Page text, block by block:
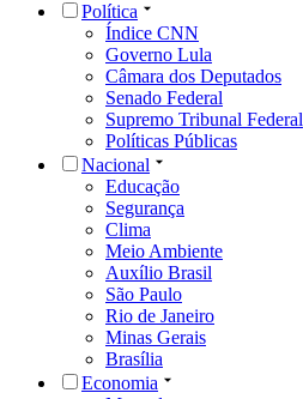
Política
Índice CNN
Governo Lula
Câmara dos Deputados
Senado Federal
Supremo Tribunal Federal
Políticas Públicas
Nacional
Educação
Segurança
Clima
Meio Ambiente
Auxílio Brasil
São Paulo
Rio de Janeiro
Minas Gerais
Brasília
Economia